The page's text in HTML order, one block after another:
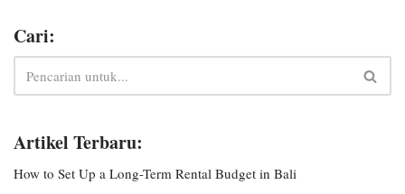
Cari:
Artikel Terbaru:
How to Set Up a Long-Term Rental Budget in Bali